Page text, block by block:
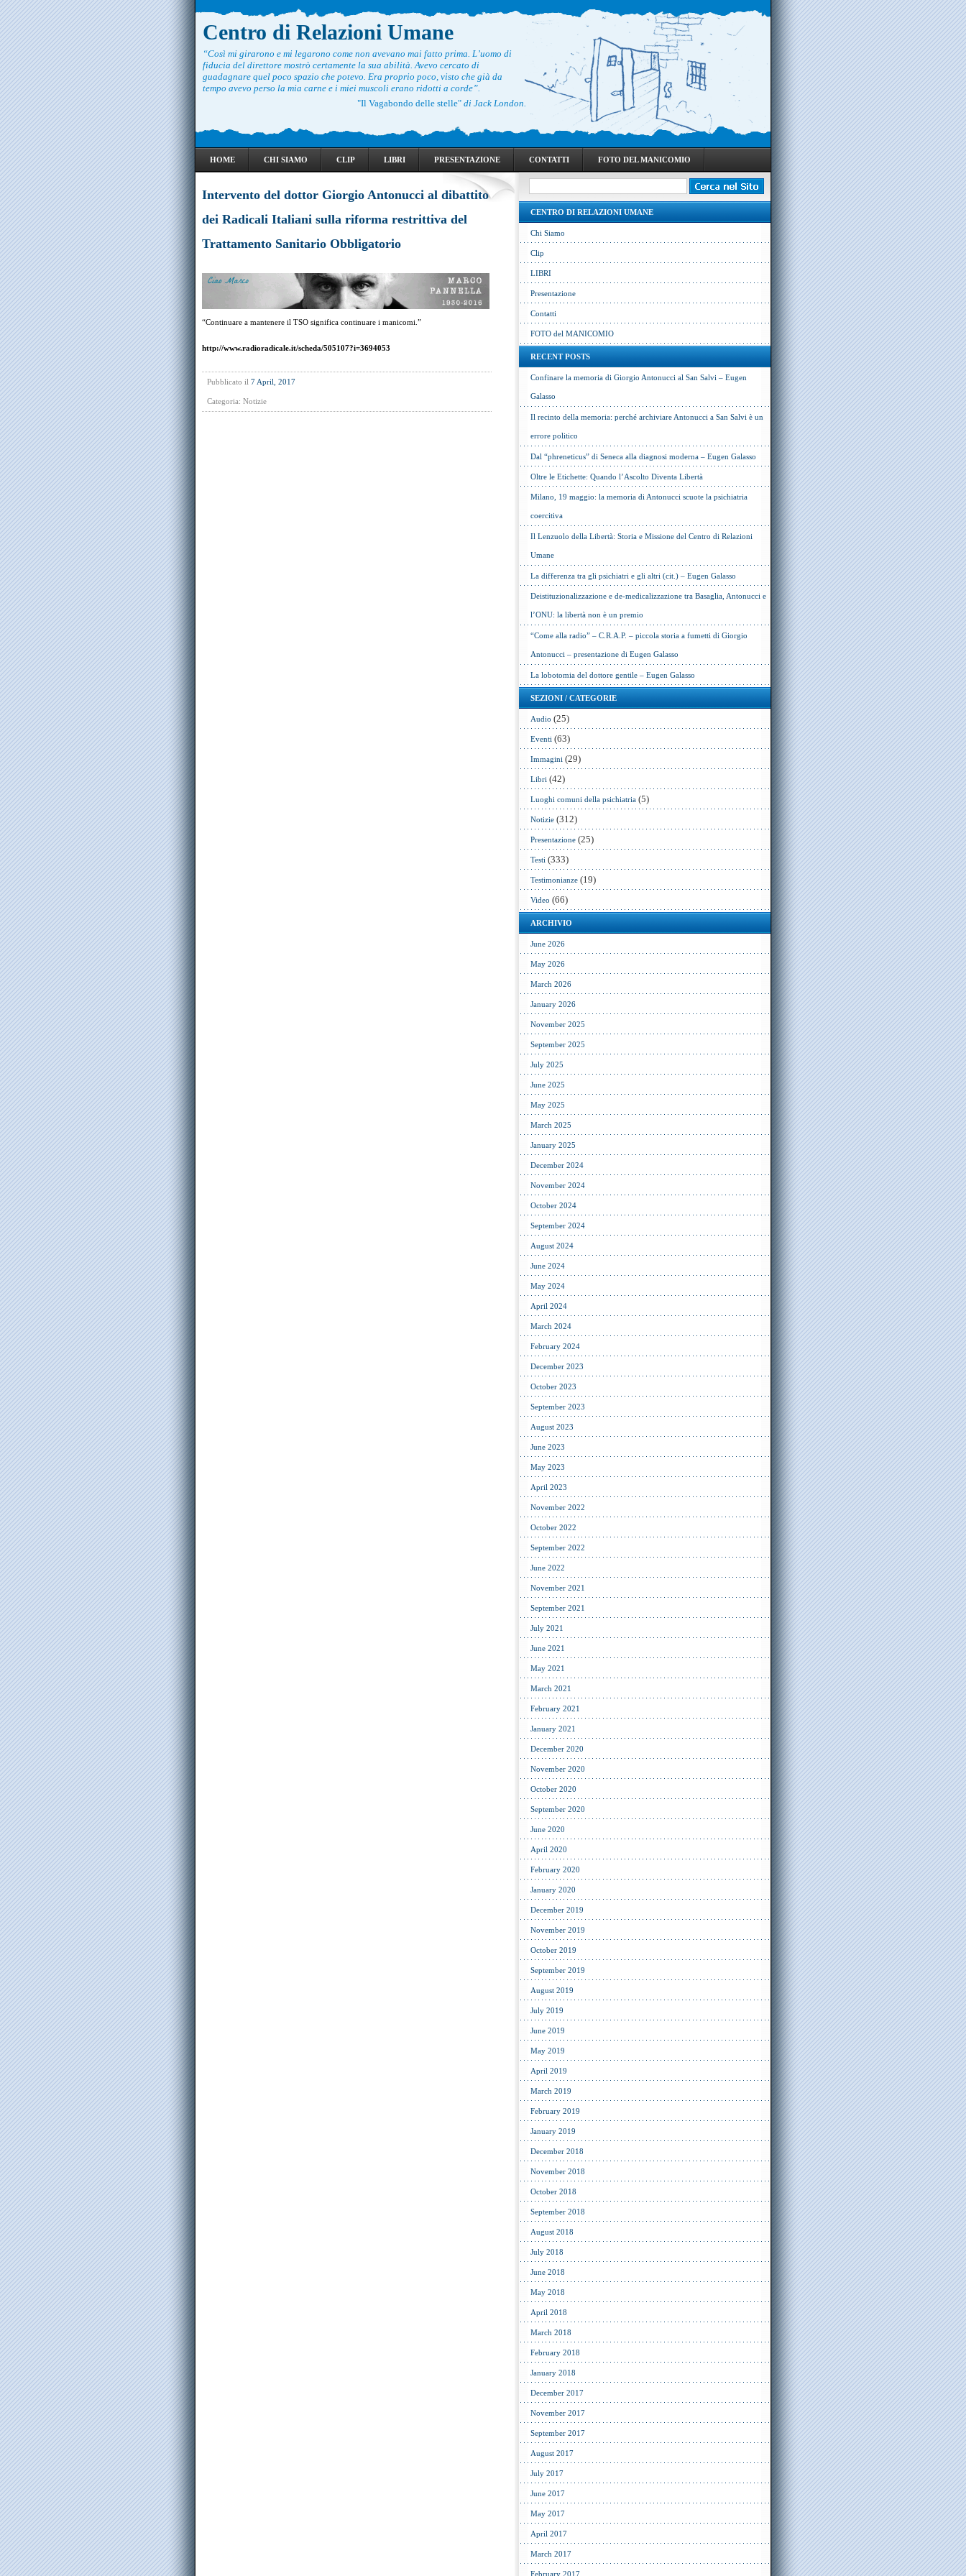
Centro di Relazioni Umane
“Così mi girarono e mi legarono come non avevano mai fatto prima. L’uomo di
fiducia del direttore mostrò certamente la sua abilità. Avevo cercato di
guadagnare quel poco spazio che potevo. Era proprio poco, visto che già da
tempo avevo perso la mia carne e i miei muscoli erano ridotti a corde”.
"Il Vagabondo delle stelle" di Jack London.
HOME CHI SIAMO CLIP LIBRI PRESENTAZIONE CONTATTI FOTO DEL MANICOMIO
Intervento del dottor Giorgio Antonucci al dibattito
dei Radicali Italiani sulla riforma restrittiva del
Trattamento Sanitario Obbligatorio
“Continuare a mantenere il TSO significa continuare i manicomi.”
http://www.radioradicale.it/scheda/505107?i=3694053
Pubblicato il 7 April, 2017
Categoria: Notizie
CENTRO DI RELAZIONI UMANE
Chi Siamo
Clip
LIBRI
Presentazione
Contatti
FOTO del MANICOMIO
RECENT POSTS
Confinare la memoria di Giorgio Antonucci al San Salvi – Eugen
Galasso
Il recinto della memoria: perché archiviare Antonucci a San Salvi è un
errore politico
Dal “phreneticus” di Seneca alla diagnosi moderna – Eugen Galasso
Oltre le Etichette: Quando l’Ascolto Diventa Libertà
Milano, 19 maggio: la memoria di Antonucci scuote la psichiatria
coercitiva
Il Lenzuolo della Libertà: Storia e Missione del Centro di Relazioni
Umane
La differenza tra gli psichiatri e gli altri (cit.) – Eugen Galasso
Deistituzionalizzazione e de-medicalizzazione tra Basaglia, Antonucci e
l’ONU: la libertà non è un premio
“Come alla radio” – C.R.A.P. – piccola storia a fumetti di Giorgio
Antonucci – presentazione di Eugen Galasso
La lobotomia del dottore gentile – Eugen Galasso
SEZIONI / CATEGORIE
Audio (25)
Eventi (63)
Immagini (29)
Libri (42)
Luoghi comuni della psichiatria (5)
Notizie (312)
Presentazione (25)
Testi (333)
Testimonianze (19)
Video (66)
ARCHIVIO
June 2026
May 2026
March 2026
January 2026
November 2025
September 2025
July 2025
June 2025
May 2025
March 2025
January 2025
December 2024
November 2024
October 2024
September 2024
August 2024
June 2024
May 2024
April 2024
March 2024
February 2024
December 2023
October 2023
September 2023
August 2023
June 2023
May 2023
April 2023
November 2022
October 2022
September 2022
June 2022
November 2021
September 2021
July 2021
June 2021
May 2021
March 2021
February 2021
January 2021
December 2020
November 2020
October 2020
September 2020
June 2020
April 2020
February 2020
January 2020
December 2019
November 2019
October 2019
September 2019
August 2019
July 2019
June 2019
May 2019
April 2019
March 2019
February 2019
January 2019
December 2018
November 2018
October 2018
September 2018
August 2018
July 2018
June 2018
May 2018
April 2018
March 2018
February 2018
January 2018
December 2017
November 2017
September 2017
August 2017
July 2017
June 2017
May 2017
April 2017
March 2017
February 2017